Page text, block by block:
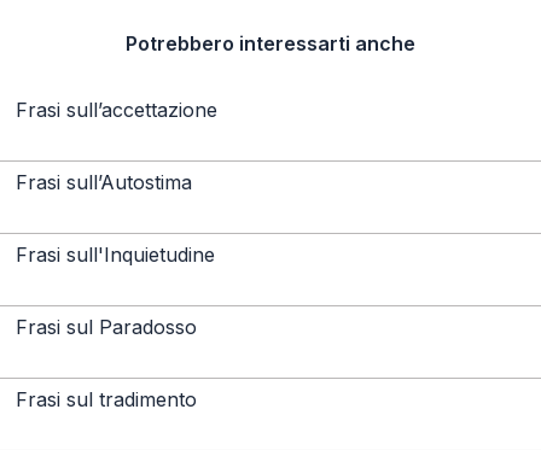
Potrebbero interessarti anche
Frasi sull’accettazione
Frasi sull’Autostima
Frasi sull'Inquietudine
Frasi sul Paradosso
Frasi sul tradimento